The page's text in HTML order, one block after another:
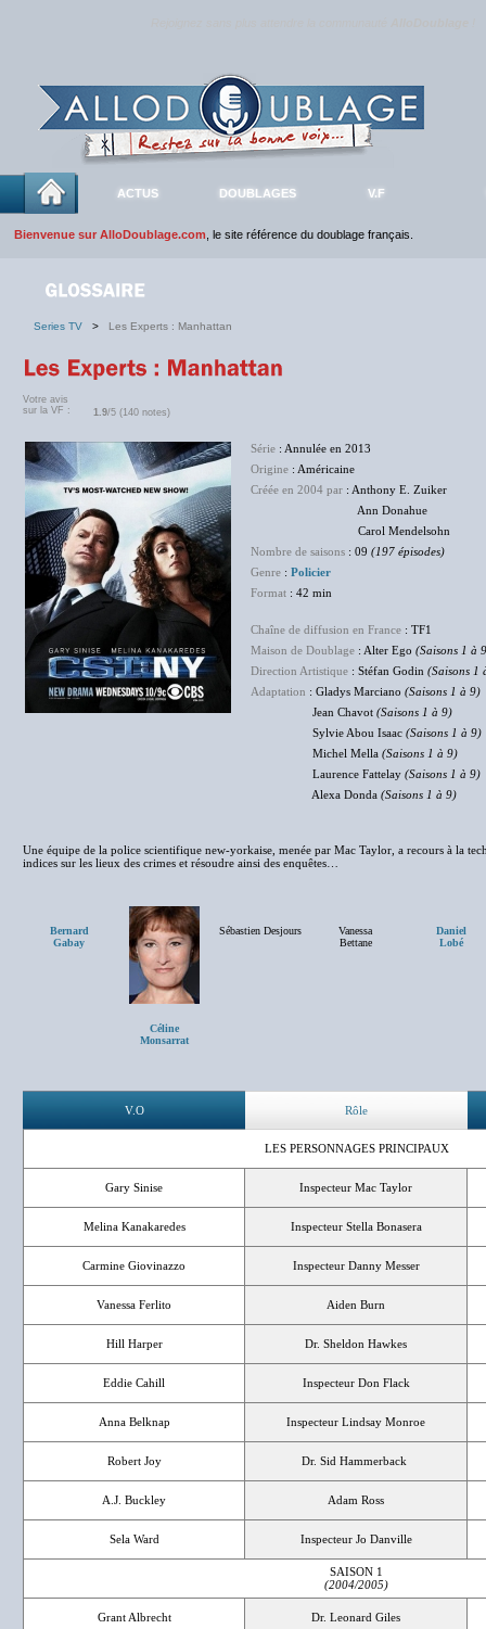
ACTUS DOUBLAGES V.F
Bienvenue sur AlloDoublage.com , le site référence du doublage français.
Series TV > Les Experts : Manhattan
Votre avis
sur la VF :
1.9/5 (140 notes)
Série : Annulée en 2013
Origine : Américaine
Créée en 2004 par : Anthony E. Zuiker
Ann Donahue
Carol Mendelsohn
Nombre de saisons : 09 (197 épisodes)
Genre : Policier
Format : 42 min
Chaîne de diffusion en France : TF1
Maison de Doublage : Alter Ego (Saisons 1 à
Direction Artistique : Stéfan Godin (Saisons 1
Adaptation : Gladys Marciano (Saisons 1 à 9)
Jean Chavot (Saisons 1 à 9)
Sylvie Abou Isaac (Saisons 1 à 9)
Michel Mella (Saisons 1 à 9)
Laurence Fattelay (Saisons 1 à 9)
Alexa Donda (Saisons 1 à 9)
Une équipe de la police scientifique new-yorkaise, menée par Mac Taylor, a recours à la
indices sur les lieux des crimes et résoudre ainsi des enquêtes…
Bernard
Gabay
Céline
Monsarrat
Sébastien Desjours
Vanessa
Bettane
Daniel
Lobé
V.O Rôle
LES PERSONNAGES PRINCIPAUX
Gary Sinise Inspecteur Mac Taylor
Melina Kanakaredes Inspecteur Stella Bonasera
Carmine Giovinazzo Inspecteur Danny Messer
Vanessa Ferlito Aiden Burn
Hill Harper Dr. Sheldon Hawkes
Eddie Cahill Inspecteur Don Flack
Anna Belknap Inspecteur Lindsay Monroe
Robert Joy Dr. Sid Hammerback
A.J. Buckley Adam Ross
Sela Ward Inspecteur Jo Danville
SAISON 1
(2004/2005)
Grant Albrecht Dr. Leonard Giles